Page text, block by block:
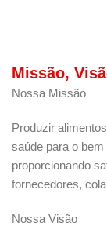
Missão,
Nossa Missão
Produzir
saúde para o
proporcionando
fornecedores,
Nossa Visão